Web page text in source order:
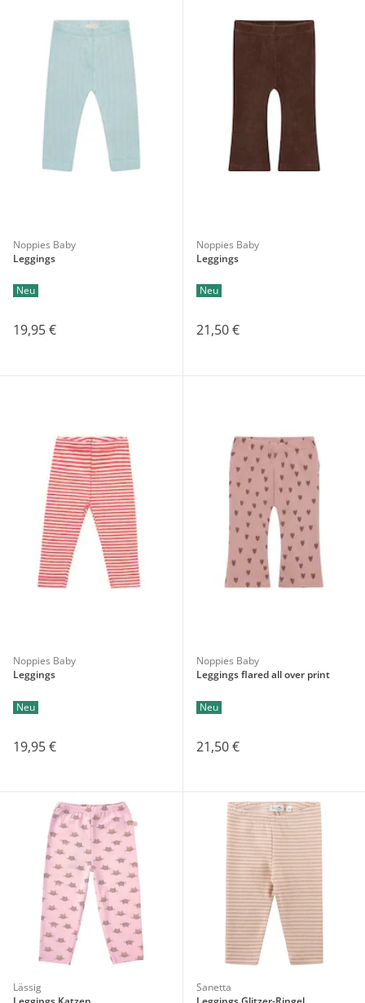
Noppies Baby
Leggings
Neu
19,95 €
Noppies Baby
Leggings
Neu
21,50 €
Noppies Baby
Leggings
Neu
19,95 €
Noppies Baby
Leggings flared all over print
Neu
21,50 €
Lässig
Sanetta